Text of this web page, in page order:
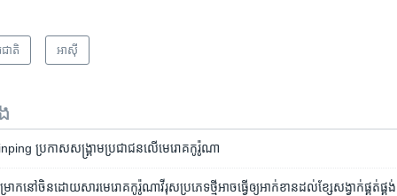
ជាតិ អាស៊ី
ប្រកាស​សង្គ្រាម​ប្រជាជន​លើ​មេរោគ​កូរ៉ូណា
ក​នៅ​ចិន​ដោយសារ​មេរោគកូរ៉ូណាវីរុស​ប្រភេទ​ថ្មី​អាច​ធ្វើ​ឲ្យ​អាក់ខាន​ដល់​ខ្សែ​សង្វាក់​ផ្គត់ផ្គង់